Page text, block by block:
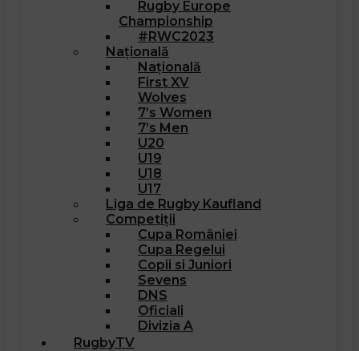
Rugby Europe
Championship
#RWC2023
Națională
Națională
First XV
Wolves
7’s Women
7’s Men
U20
U19
U18
U17
Liga de Rugby Kaufland
Competiții
Cupa României
Cupa Regelui
Copii si Juniori
Sevens
DNS
Oficiali
Divizia A
RugbyTV